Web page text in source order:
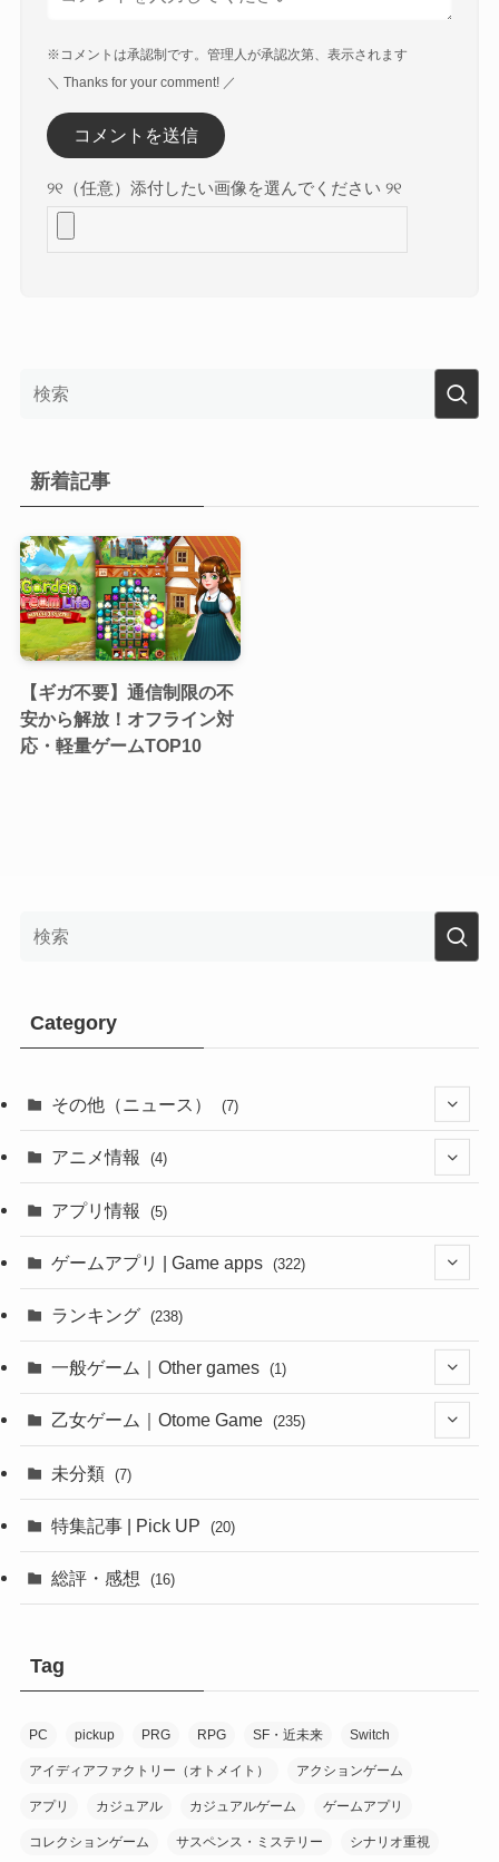
※コメントは承認制です。管理人が承認次第、表示されます
＼ Thanks for your comment! ／
୨୧（任意）添付したい画像を選んでください ୨୧
新着記事
【ギガ不要】通信制限の不
安から解放！オフライン対
応・軽量ゲームTOP10
Category
その他（ニュース） (7)
(1)
アニメ情報 (4)
アプリ情報 (5)
ゲームアプリ | Game apps (322)
(1)
(1)
(1)
(6)
(1)
(2)
(1) (1)
(1)
(20)
ランキング (238)
一般ゲーム｜Other games (1)
(1)
乙女ゲーム｜Otome Game (235)
(10)
(6)
未分類 (7)
特集記事 | Pick UP (20)
総評・感想 (16)
Tag
PC pickup PRG RPG SF・近未来 Switch
アイディアファクトリー（オトメイト） アクションゲーム
アプリ カジュアル カジュアルゲーム ゲームアプリ
コレクションゲーム サスペンス・ミステリー シナリオ重視